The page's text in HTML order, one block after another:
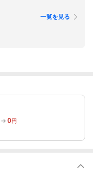
一覧を見る
0円